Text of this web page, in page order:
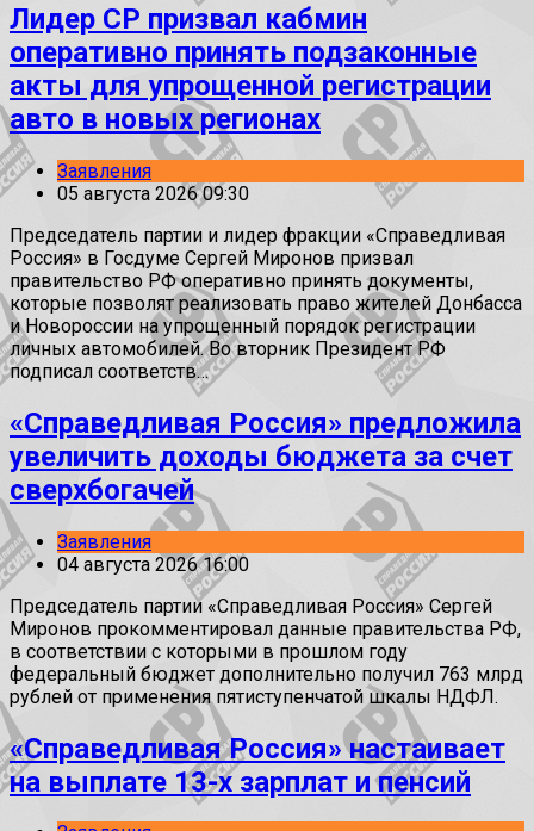
Лидер СР призвал кабмин
оперативно принять подзаконные
акты для упрощенной регистрации
авто в новых регионах
Заявления
05 августа 2026 09:30
Председатель партии и лидер фракции «Справедливая
Россия» в Госдуме Сергей Миронов призвал
правительство РФ оперативно принять документы,
которые позволят реализовать право жителей Донбасса
и Новороссии на упрощенный порядок регистрации
личных автомобилей. Во вторник Президент РФ
подписал соответств…
«Справедливая Россия» предложила
увеличить доходы бюджета за счет
сверхбогачей
Заявления
04 августа 2026 16:00
Председатель партии «Справедливая Россия» Сергей
Миронов прокомментировал данные правительства РФ,
в соответствии с которыми в прошлом году
федеральный бюджет дополнительно получил 763 млрд
рублей от применения пятиступенчатой шкалы НДФЛ.
«Справедливая Россия» настаивает
на выплате 13-х зарплат и пенсий